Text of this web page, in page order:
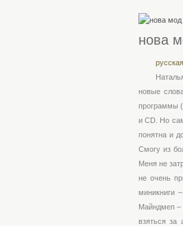
нова
новые
программы
и СD. Но
понятна и
Смогу из
Меня не
не очень
миникниги
Майндмеп –
взяться за